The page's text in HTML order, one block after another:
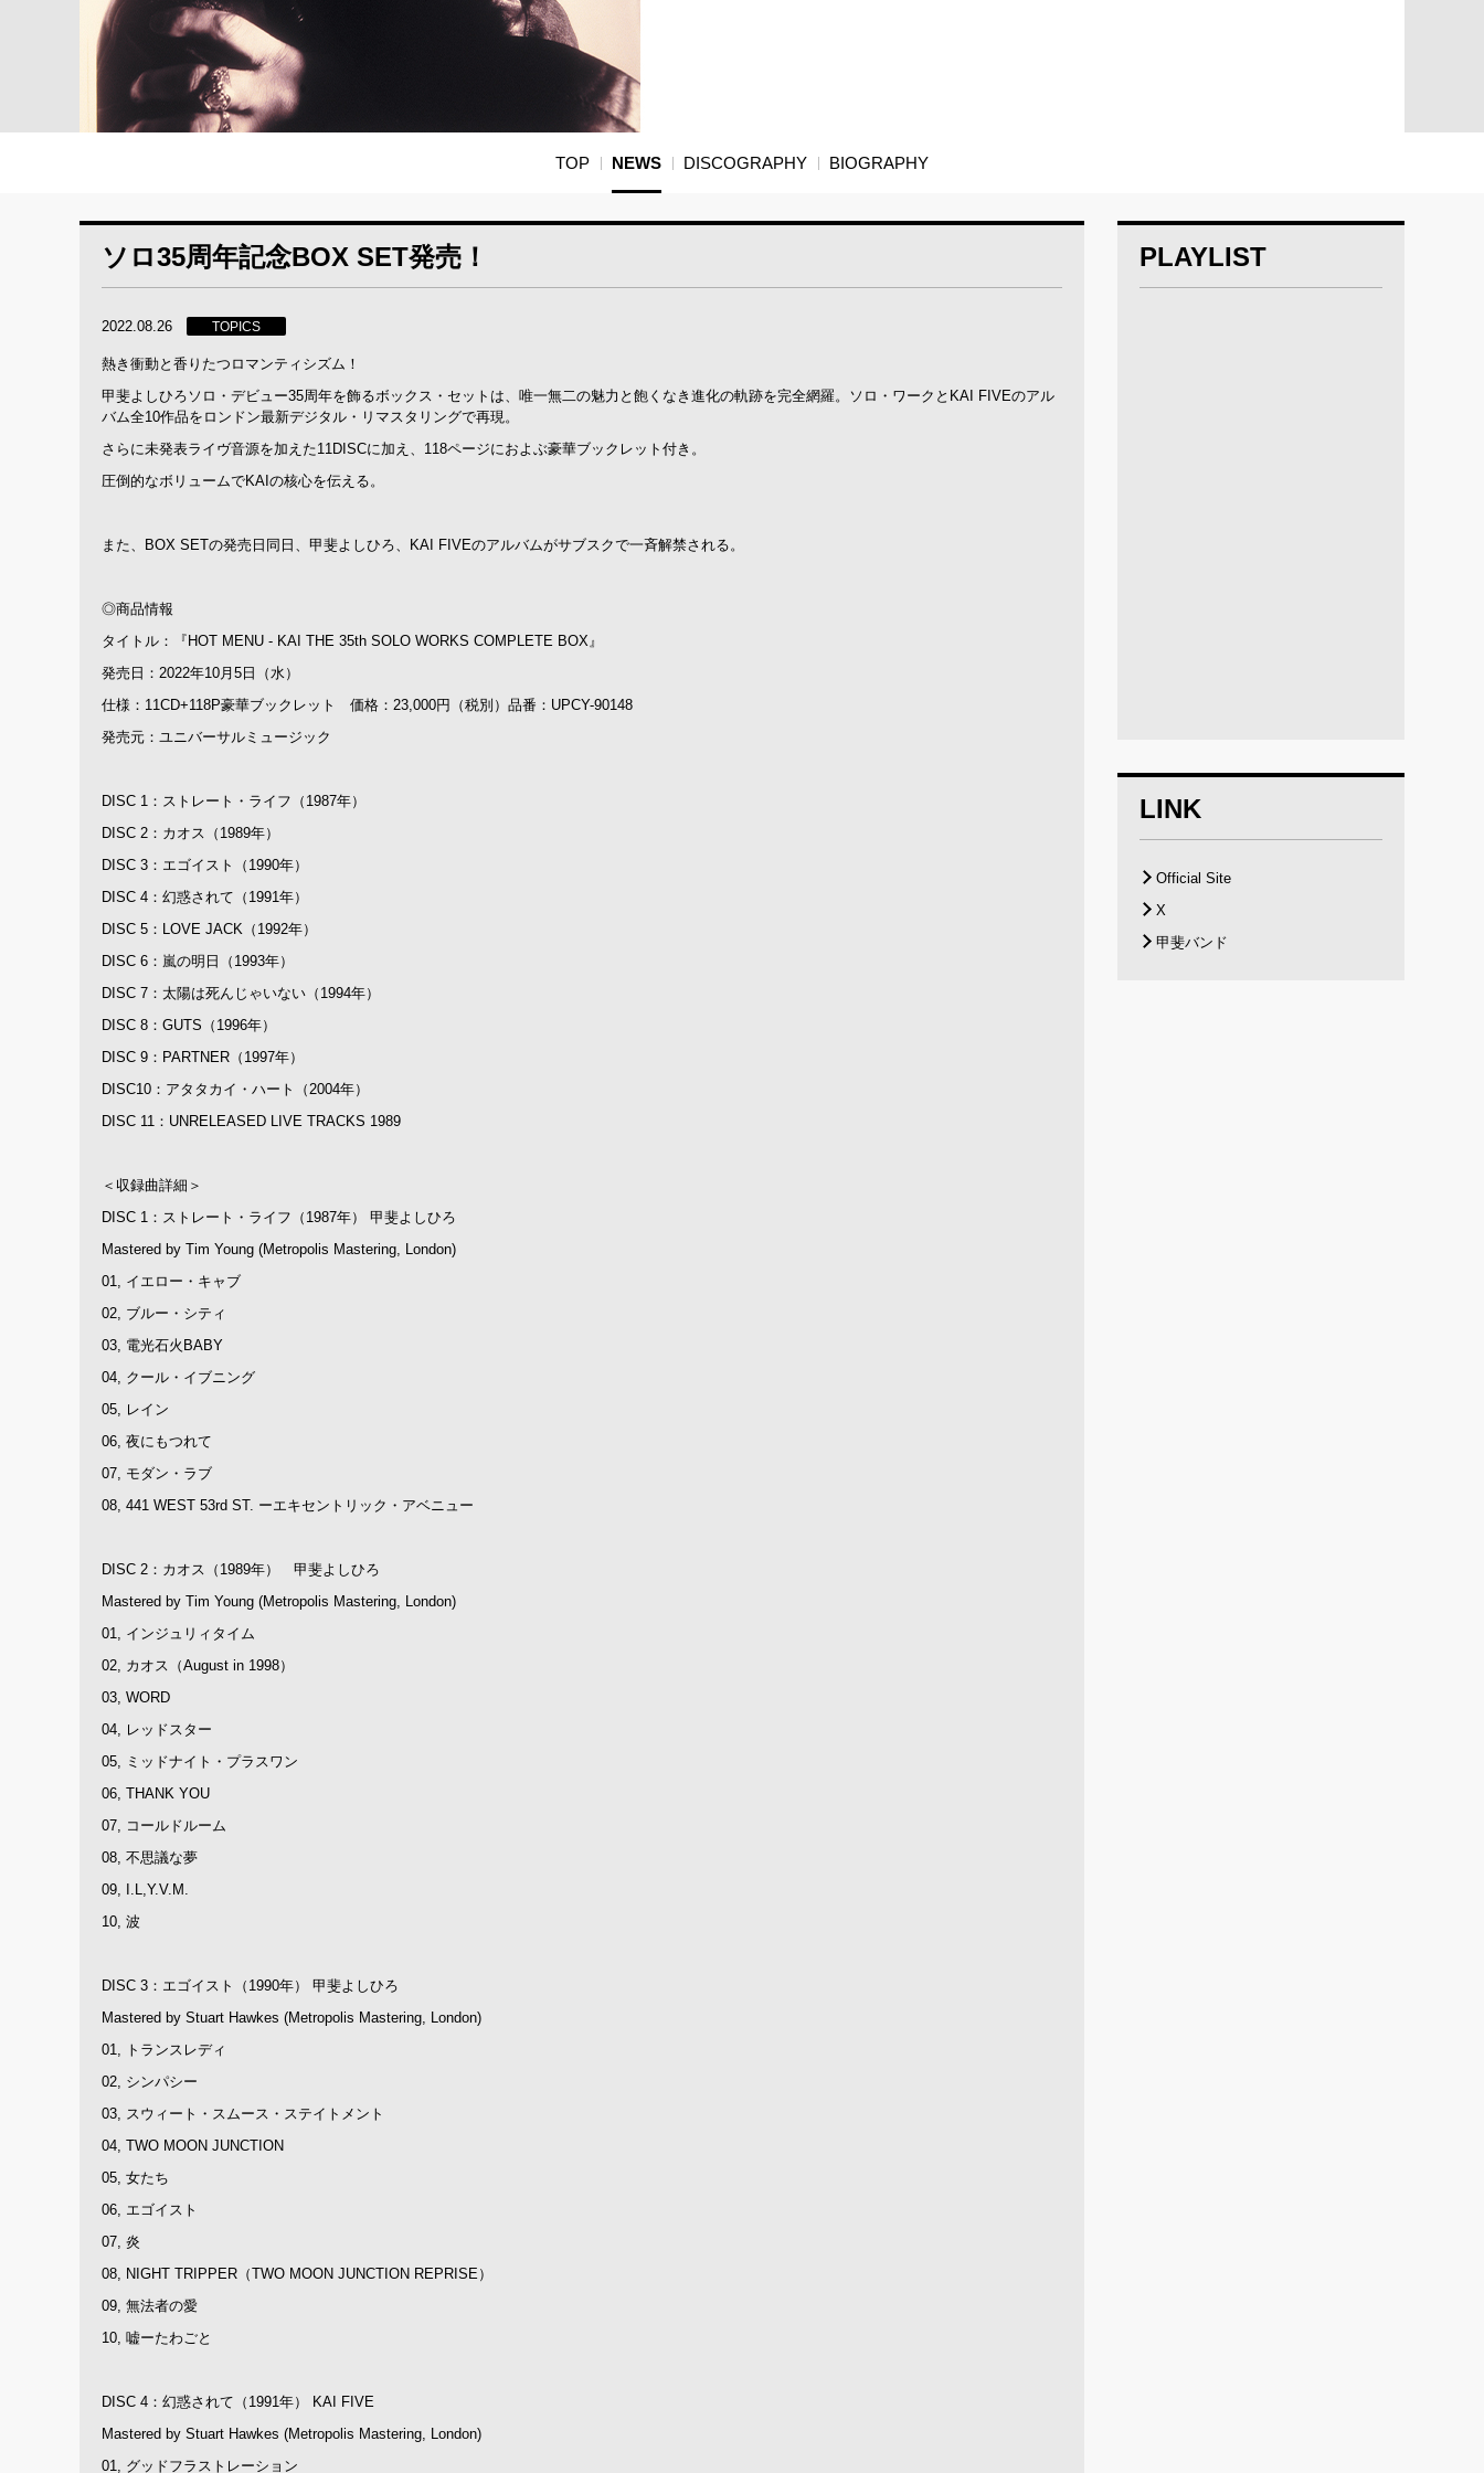
TOP NEWS DISCOGRAPHY BIOGRAPHY
ソロ35周年記念BOX SET発売！
2022.08.26 TOPICS
熱き衝動と香りたつロマンティシズム！
甲斐よしひろソロ・デビュー35周年を飾るボックス・セットは、唯一無二の魅力と飽くなき進化の軌跡を完全網羅。ソロ・ワークとKAI FIVEのアル
バム全10作品をロンドン最新デジタル・リマスタリングで再現。
さらに未発表ライヴ音源を加えた11DISCに加え、118ページにおよぶ豪華ブックレット付き。
圧倒的なボリュームでKAIの核心を伝える。
また、BOX SETの発売日同日、甲斐よしひろ、KAI FIVEのアルバムがサブスクで一斉解禁される。
◎商品情報
タイトル：『HOT MENU - KAI THE 35th SOLO WORKS COMPLETE BOX』
発売日：2022年10月5日（水）
仕様：11CD+118P豪華ブックレット 価格：23,000円（税別）品番：UPCY-90148
発売元：ユニバーサルミュージック
DISC 1：ストレート・ライフ（1987年）
DISC 2：カオス（1989年）
DISC 3：エゴイスト（1990年）
DISC 4：幻惑されて（1991年）
DISC 5：LOVE JACK（1992年）
DISC 6：嵐の明日（1993年）
DISC 7：太陽は死んじゃいない（1994年）
DISC 8：GUTS（1996年）
DISC 9：PARTNER（1997年）
DISC10：アタタカイ・ハート（2004年）
DISC 11：UNRELEASED LIVE TRACKS 1989
＜収録曲詳細＞
DISC 1：ストレート・ライフ（1987年） 甲斐よしひろ
Mastered by Tim Young (Metropolis Mastering, London)
01, イエロー・キャブ
02, ブルー・シティ
03, 電光石火BABY
04, クール・イブニング
05, レイン
06, 夜にもつれて
07, モダン・ラブ
08, 441 WEST 53rd ST. ーエキセントリック・アベニュー
DISC 2：カオス（1989年） 甲斐よしひろ
Mastered by Tim Young (Metropolis Mastering, London)
01, インジュリィタイム
02, カオス（August in 1998）
03, WORD
04, レッドスター
05, ミッドナイト・プラスワン
06, THANK YOU
07, コールドルーム
08, 不思議な夢
09, I.L,Y.V.M.
10, 波
DISC 3：エゴイスト（1990年） 甲斐よしひろ
Mastered by Stuart Hawkes (Metropolis Mastering, London)
01, トランスレディ
02, シンパシー
03, スウィート・スムース・ステイトメント
04, TWO MOON JUNCTION
05, 女たち
06, エゴイスト
07, 炎
08, NIGHT TRIPPER（TWO MOON JUNCTION REPRISE）
09, 無法者の愛
10, 嘘ーたわごと
DISC 4：幻惑されて（1991年） KAI FIVE
Mastered by Stuart Hawkes (Metropolis Mastering, London)
01, グッドフラストレーション
PLAYLIST
LINK
Official Site
X
甲斐バンド